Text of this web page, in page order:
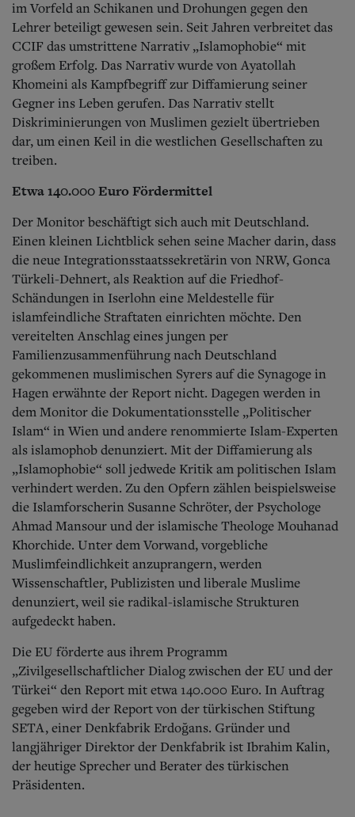
im Vorfeld an Schikanen und Drohungen gegen den
Lehrer beteiligt gewesen sein. Seit Jahren verbreitet das
CCIF das umstrittene Narrativ „Islamophobie“ mit
großem Erfolg. Das Narrativ wurde von Ayatollah
Khomeini als Kampfbegriff zur Diffamierung seiner
Gegner ins Leben gerufen. Das Narrativ stellt
Diskriminierungen von Muslimen gezielt übertrieben
dar, um einen Keil in die westlichen Gesellschaften zu
treiben.
Etwa 140.000 Euro Fördermittel
Der Monitor beschäftigt sich auch mit Deutschland.
Einen kleinen Lichtblick sehen seine Macher darin, dass
die neue Integrationsstaatssekretärin von NRW, Gonca
Türkeli-Dehnert, als Reaktion auf die Friedhof-
Schändungen in Iserlohn eine Meldestelle für
islamfeindliche Straftaten einrichten möchte. Den
vereitelten Anschlag eines jungen per
Familienzusammenführung nach Deutschland
gekommenen muslimischen Syrers auf die Synagoge in
Hagen erwähnte der Report nicht. Dagegen werden in
dem Monitor die Dokumentationsstelle „Politischer
Islam“ in Wien und andere renommierte Islam-Experten
als islamophob denunziert. Mit der Diffamierung als
„Islamophobie“ soll jedwede Kritik am politischen Islam
verhindert werden. Zu den Opfern zählen beispielsweise
die Islamforscherin Susanne Schröter, der Psychologe
Ahmad Mansour und der islamische Theologe Mouhanad
Khorchide. Unter dem Vorwand, vorgebliche
Muslimfeindlichkeit anzuprangern, werden
Wissenschaftler, Publizisten und liberale Muslime
denunziert, weil sie radikal-islamische Strukturen
aufgedeckt haben.
Die EU förderte aus ihrem Programm
„Zivilgesellschaftlicher Dialog zwischen der EU und der
Türkei“ den Report mit etwa 140.000 Euro. In Auftrag
gegeben wird der Report von der türkischen Stiftung
SETA, einer Denkfabrik Erdoğans. Gründer und
langjähriger Direktor der Denkfabrik ist Ibrahim Kalin,
der heutige Sprecher und Berater des türkischen
Präsidenten.